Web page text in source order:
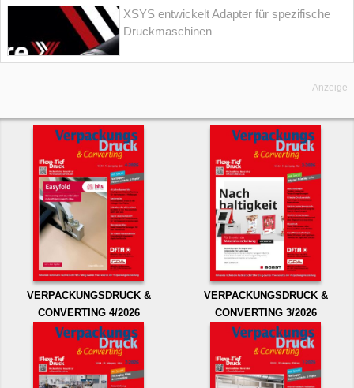
XSYS entwickelt Adapter für spezifische
Druckmaschinen
Anzeige
VERPACKUNGSDRUCK &
CONVERTING 4/2026
VERPACKUNGSDRUCK &
CONVERTING 3/2026